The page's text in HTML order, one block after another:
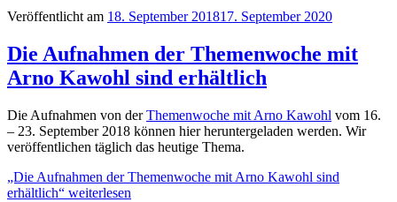
Veröffentlicht am 18. September 201817. September 2020
Die Aufnahmen der Themenwoche mit
Arno Kawohl sind erhältlich
Die Aufnahmen von derThemenwoche mit Arno Kawohl vom 16.
– 23. September 2018 können hier heruntergeladen werden. Wir
veröffentlichen täglich das heutige Thema.
„Die Aufnahmen der Themenwoche mit Arno Kawohl sind
erhältlich“ weiterlesen